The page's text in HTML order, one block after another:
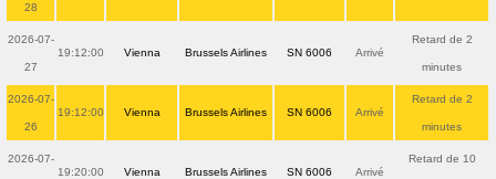
28
2026-07-
27
19:12:00 Vienna Brussels Airlines SN 6006 Arrivé
Retard de 2
minutes
2026-07-
26
19:12:00 Vienna Brussels Airlines SN 6006 Arrivé
Retard de 2
minutes
2026-07-
19:20:00 Vienna Brussels Airlines SN 6006 Arrivé
Retard de 10